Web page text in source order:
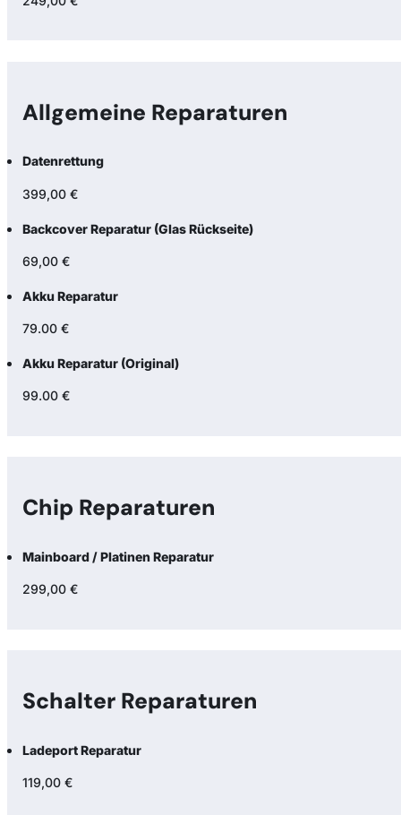
Allgemeine Reparaturen
Datenrettung
399,00 €
Backcover Reparatur (Glas Rückseite)
69,00 €
Akku Reparatur
79.00 €
Akku Reparatur (Original)
99.00 €
Chip Reparaturen
Mainboard / Platinen Reparatur
299,00 €
Schalter Reparaturen
Ladeport Reparatur
119,00 €